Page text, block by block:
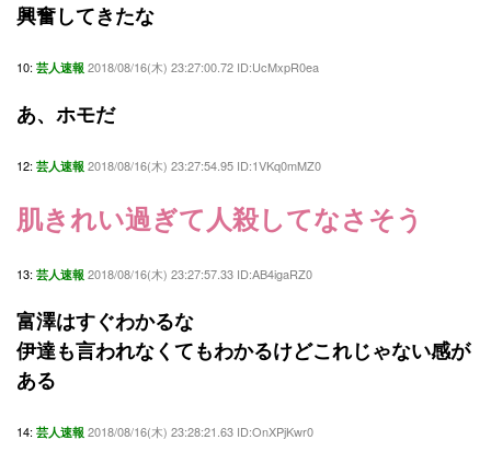
興奮してきたな
10: 芸人速報 2018/08/16(木) 23:27:00.72 ID:UcMxpR0ea
あ、ホモだ
12: 芸人速報 2018/08/16(木) 23:27:54.95 ID:1VKq0mMZ0
肌きれい過ぎて人殺してなさそう
13: 芸人速報 2018/08/16(木) 23:27:57.33 ID:AB4igaRZ0
富澤はすぐわかるな
伊達も言われなくてもわかるけどこれじゃない感が
ある
14: 芸人速報 2018/08/16(木) 23:28:21.63 ID:OnXPjKwr0